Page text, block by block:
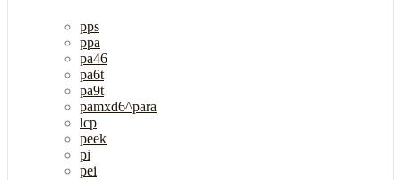
pps
ppa
pa46
pa6t
pa9t
pamxd6^para
lcp
peek
pi
pei